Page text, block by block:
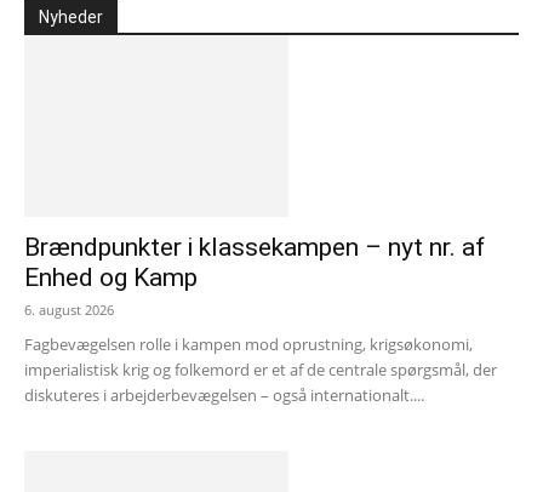
Nyheder
Brændpunkter i klassekampen – nyt nr. af
Enhed og Kamp
6. august 2026
Fagbevægelsen rolle i kampen mod oprustning, krigsøkonomi,
imperialistisk krig og folkemord er et af de centrale spørgsmål, der
diskuteres i arbejderbevægelsen – også internationalt....